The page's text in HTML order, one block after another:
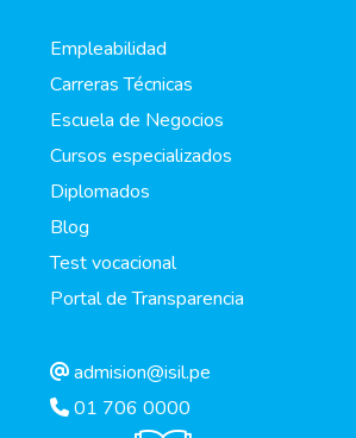
Empleabilidad
Carreras Técnicas
Escuela de Negocios
Cursos especializados
Diplomados
Blog
Test vocacional
Portal de Transparencia
admision@isil.pe
01 706 0000